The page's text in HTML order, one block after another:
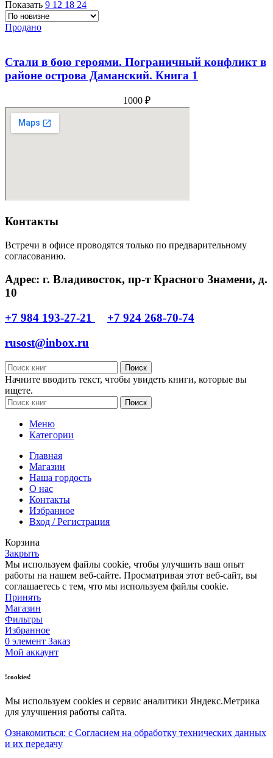
Показать 9 12 18 24
Продано
Стали в бою героями. Пограничный конфликт в
районе острова Даманский. Книга 1
1000 ₽
Контакты
Встречи в офисе проводятся только по предварительному
согласованию.
Адрес: г. Владивосток, пр-т Красного Знамени, д.
10
+7 984 193-27-21
+7 924 268-70-74
rusost@inbox.ru
Поиск
Начните вводить текст, чтобы увидеть книги, которые вы
ищете.
Поиск
Меню
Категории
Главная
Магазин
Наша гордость
О нас
Контакты
Избранное
Вход / Регистрация
Корзина
Закрыть
Мы используем файлы cookie, чтобы улучшить ваш опыт
работы на нашем веб-сайте. Просматривая этот веб-сайт, вы
соглашаетесь с тем, что мы используем файлы cookie.
Принять
Магазин
Фильтры
Избранное
0 элемент Заказ
Мой аккаунт
!cookies!
Мы используем cookies и сервис аналитики Яндекс.Метрика
для улучшения работы сайта.
Ознакомиться: с Согласием на обработку технических данных
и их передачу